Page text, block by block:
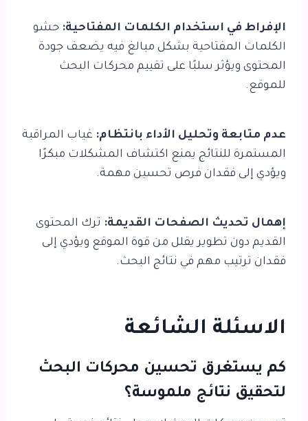
الإفراط في استخدام الكلمات المفتاحية: حشو
الكلمات المفتاحية بشكل مبالغ فيه يضعف جودة
المحتوى ويؤثر سلبًا على تقييم محركات البحث
للموقع.
عدم متابعة وتحليل الأداء بانتظام: غياب المراقبة
المستمرة للنتائج يمنع اكتشاف المشكلات مبكرًا
ويؤدي إلى فقدان فرص تحسين مهمة.
إهمال تحديث الصفحات القديمة: ترك المحتوى
القديم دون تطوير يقلل من قوة الموقع ويؤدي إلى
فقدان ترتيب مهم في نتائج البحث.
الاسئلة الشائعة
كم يستغرق تحسين محركات البحث
لتحقيق نتائج ملموسة؟